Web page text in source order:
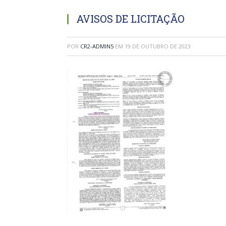
AVISOS DE LICITAÇÃO
POR CR2-ADMIN5 EM 19 DE OUTUBRO DE 2023